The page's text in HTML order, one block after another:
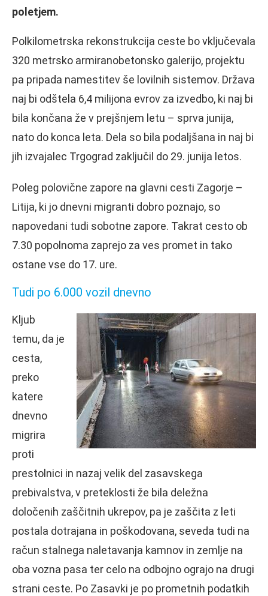
poletjem.
Polkilometrska rekonstrukcija ceste bo vključevala
320 metrsko armiranobetonsko galerijo, projektu
pa pripada namestitev še lovilnih sistemov. Država
naj bi odštela 6,4 milijona evrov za izvedbo, ki naj bi
bila končana že v prejšnjem letu – sprva junija,
nato do konca leta. Dela so bila podaljšana in naj bi
jih izvajalec Trgograd zaključil do 29. junija letos.
Poleg polovične zapore na glavni cesti Zagorje –
Litija, ki jo dnevni migranti dobro poznajo, so
napovedani tudi sobotne zapore. Takrat cesto ob
7.30 popolnoma zaprejo za ves promet in tako
ostane vse do 17. ure.
Tudi po 6.000 vozil dnevno
Kljub
temu, da je
cesta,
preko
katere
dnevno
migrira
proti
prestolnici in nazaj velik del zasavskega
prebivalstva, v preteklosti že bila deležna
določenih zaščitnih ukrepov, pa je zaščita z leti
postala dotrajana in poškodovana, seveda tudi na
račun stalnega naletavanja kamnov in zemlje na
oba vozna pasa ter celo na odbojno ograjo na drugi
strani ceste. Po Zasavki je po prometnih podatkih